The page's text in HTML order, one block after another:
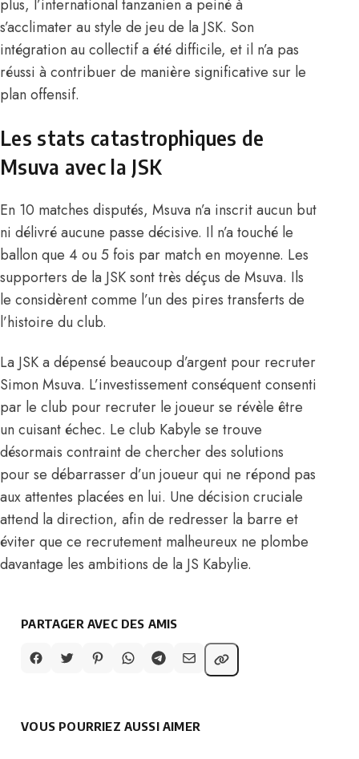
plus, l’international tanzanien a peiné à
s’acclimater au style de jeu de la JSK. Son
intégration au collectif a été difficile, et il n’a pas
réussi à contribuer de manière significative sur le
plan offensif.
Les stats catastrophiques de
Msuva avec la JSK
En 10 matches disputés, Msuva n’a inscrit aucun but
ni délivré aucune passe décisive. Il n’a touché le
ballon que 4 ou 5 fois par match en moyenne. Les
supporters de la JSK sont très déçus de Msuva. Ils
le considèrent comme l’un des pires transferts de
l’histoire du club.
La JSK a dépensé beaucoup d’argent pour recruter
Simon Msuva. L’investissement conséquent consenti
par le club pour recruter le joueur se révèle être
un cuisant échec. Le club Kabyle se trouve
désormais contraint de chercher des solutions
pour se débarrasser d’un joueur qui ne répond pas
aux attentes placées en lui. Une décision cruciale
attend la direction, afin de redresser la barre et
éviter que ce recrutement malheureux ne plombe
davantage les ambitions de la JS Kabylie.
PARTAGER AVEC DES AMIS
VOUS POURRIEZ AUSSI AIMER